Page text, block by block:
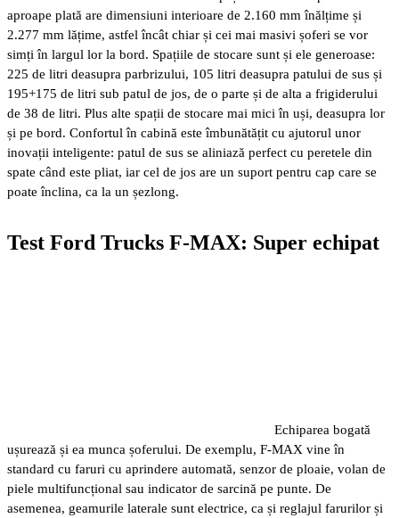
aproape plată are dimensiuni interioare de 2.160 mm înălțime și
2.277 mm lățime, astfel încât chiar și cei mai masivi șoferi se vor
simți în largul lor la bord. Spațiile de stocare sunt și ele generoase:
225 de litri deasupra parbrizului, 105 litri deasupra patului de sus și
195+175 de litri sub patul de jos, de o parte și de alta a frigiderului
de 38 de litri. Plus alte spații de stocare mai mici în uși, deasupra lor
și pe bord. Confortul în cabină este îmbunătățit cu ajutorul unor
inovații inteligente: patul de sus se aliniază perfect cu peretele din
spate când este pliat, iar cel de jos are un suport pentru cap care se
poate înclina, ca la un șezlong.
Test Ford Trucks F-MAX: Super echipat
Echiparea bogată
ușurează și ea munca șoferului. De exemplu, F-MAX vine în
standard cu faruri cu aprindere automată, senzor de ploaie, volan de
piele multifuncțional sau indicator de sarcină pe punte. De
asemenea, geamurile laterale sunt electrice, ca și reglajul farurilor și